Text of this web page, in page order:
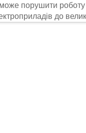
порушити роботу
до
і
за електрику.